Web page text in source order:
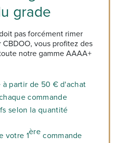
grade
pas forcément rimer
vous profitez des
notre gamme AAAA+
à partir de 50 € d'achat
commande
selon la quantité
votre 1ère commande